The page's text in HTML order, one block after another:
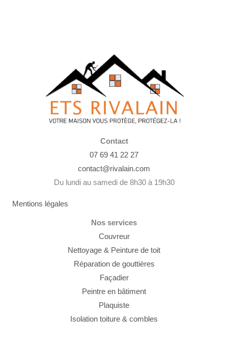
Contact
07 69 41 22 27
contact@rivalain.com
Du lundi au samedi de 8h30 à 19h30
Mentions légales
Nos services
Couvreur
Nettoyage & Peinture de toit
Réparation de gouttières
Façadier
Peintre en bâtiment
Plaquiste
Isolation toiture & combles